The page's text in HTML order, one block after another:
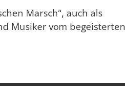
Marsch“, auch als
Musiker vom begeisterten